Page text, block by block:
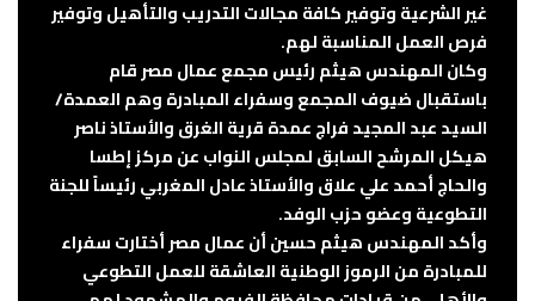
غير الشرعية وتوفير كافة مجالات التدريب والتأهيل وتوفير
فرص العمل المناسبة لهم.
وكان المهندس هيثم رئيس مجمع عمال مصر قام
باستقبال ضيوف المجمع وسفراء المبادرة وهم العمدة/
السيد عبد المجيد فراج عمدة قرية الغرق والأستاذ ناصر
هيكل المرشح السابق لمجلس النواب عن مركز إطسا
والحاج أحمد علي علاق والأستاذ عادل المغربي رئيساً للجنة
التطوعية وعضو حزب الوفد.
وأكد المهندس هيثم حسين أن عمال مصر أختارت سفراء
للمبادرة من الرموز الوطنية العاشقة للعمل التطوعي